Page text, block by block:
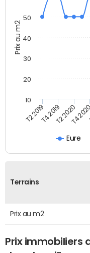
Prix au m2
Eure
T2 2019T4 2019T2 2020
T4
10
20
30
40
50
Terrains
Prix au m2
Prix immobiliers